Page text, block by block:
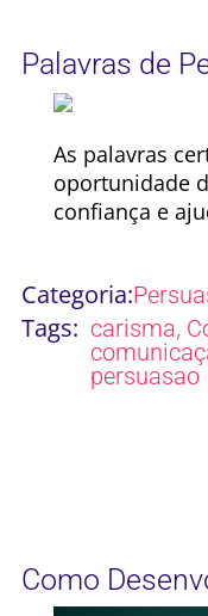
Palavras de
As palavras
oportunidade
confiança e
Categoria:
Tags: carisma,
persuasao
Como